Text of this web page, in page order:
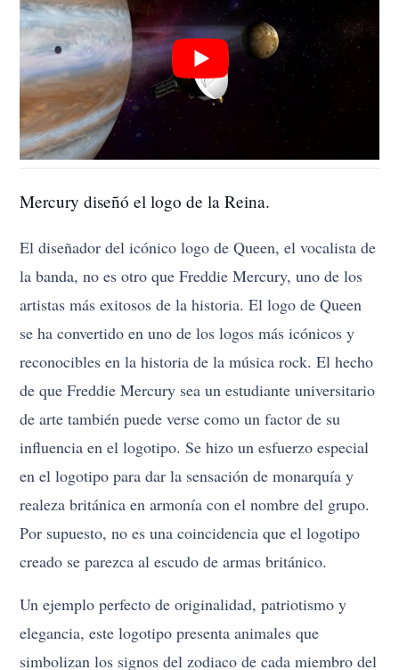
Mercury diseñó el logo de la Reina.
El diseñador del icónico logo de Queen, el vocalista de
la banda, no es otro que Freddie Mercury, uno de los
artistas más exitosos de la historia. El logo de Queen
se ha convertido en uno de los logos más icónicos y
reconocibles en la historia de la música rock. El hecho
de que Freddie Mercury sea un estudiante universitario
de arte también puede verse como un factor de su
influencia en el logotipo. Se hizo un esfuerzo especial
en el logotipo para dar la sensación de monarquía y
realeza británica en armonía con el nombre del grupo.
Por supuesto, no es una coincidencia que el logotipo
creado se parezca al escudo de armas británico.
Un ejemplo perfecto de originalidad, patriotismo y
elegancia, este logotipo presenta animales que
simbolizan los signos del zodiaco de cada miembro del